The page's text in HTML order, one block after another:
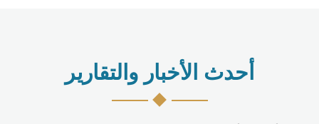
أحدث الأخبار والتقارير